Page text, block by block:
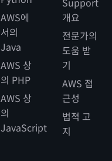
AWS에
서의
Java
AWS 상
의 PHP
AWS 상
의
JavaScript
개요
전문가의
도움 받
기
AWS 접
근성
법적 고
지